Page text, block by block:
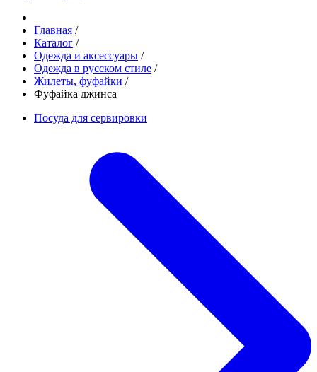
Главная /
Каталог /
Одежда и аксессуары /
Одежда в русском стиле /
Жилеты, фуфайки /
Фуфайка джинса
Посуда для сервировки